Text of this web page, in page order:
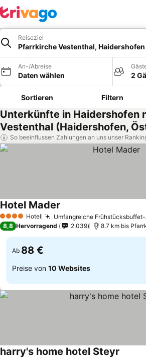
Reiseziel
Pfarrkirche Vestenthal, Haidershofen
An-/Abreise
Daten wählen 2
Sortieren Filtern
Unterkünfte in Haidershofen
Vestenthal (Haidershofen,
So beeinflussen Zahlungen an uns unser
4 Sterne Hotel Umfangreiche
Hotel Mader
8,8 Hervorragend 2.039 8.7 km bis
Ab 88 €
Preise von 10 Websites
harry's home hotel Steyr